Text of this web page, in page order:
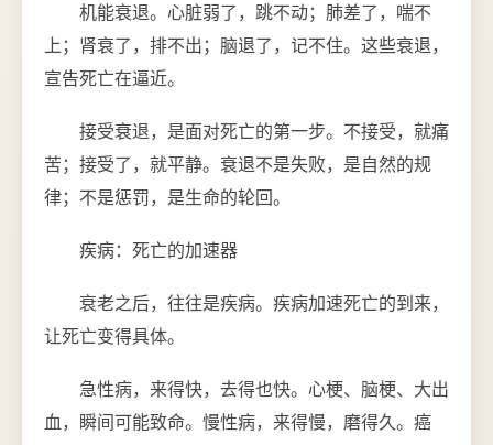
机能衰退。心脏弱了，跳不动；肺差了，喘不
上；肾衰了，排不出；脑退了，记不住。这些衰退，
宣告死亡在逼近。
接受衰退，是面对死亡的第一步。不接受，就痛
苦；接受了，就平静。衰退不是失败，是自然的规
律；不是惩罚，是生命的轮回。
疾病：死亡的加速器
衰老之后，往往是疾病。疾病加速死亡的到来，
让死亡变得具体。
急性病，来得快，去得也快。心梗、脑梗、大出
血，瞬间可能致命。慢性病，来得慢，磨得久。癌